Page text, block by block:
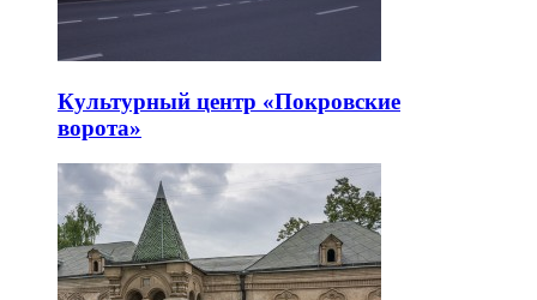
Культурный центр «Покровские
ворота»